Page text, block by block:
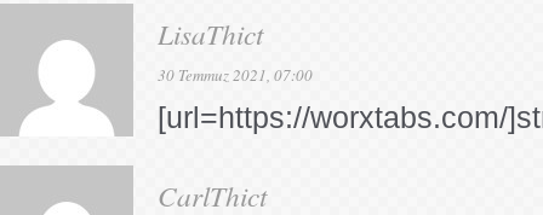
LisaThict
30 Temmuz 2021, 07:00
[url=https://worxtabs.com/
CarlThict